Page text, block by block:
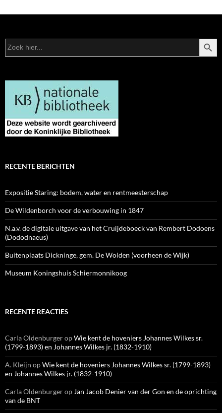
Zoek
naar:
RECENTE BERICHTEN
Expositie Staring: bodem, water en rentmeesterschap
De Wildenborch voor de verbouwing in 1847
N.a.v. de digitale uitgave van het Cruijdeboeck van Rembert Dodoens
(Dododnaeus)
Buitenplaats Dickninge, gem. De Wolden (voorheen de Wijk)
Museum Koningshuis Schiermonnikoog
RECENTE REACTIES
Carla OldenburgeropWie kent de hoveniers Johannes Wilkes sr.
(1799-1893) en Johannes Wilkes jr. (1832-1910)
A. Kleijn opWie kent de hoveniers Johannes Wilkes sr. (1799-1893)
en Johannes Wilkes jr. (1832-1910)
Carla Oldenburgerop Jan Jacob Denier van der Gon en de oprichting
van de BNT